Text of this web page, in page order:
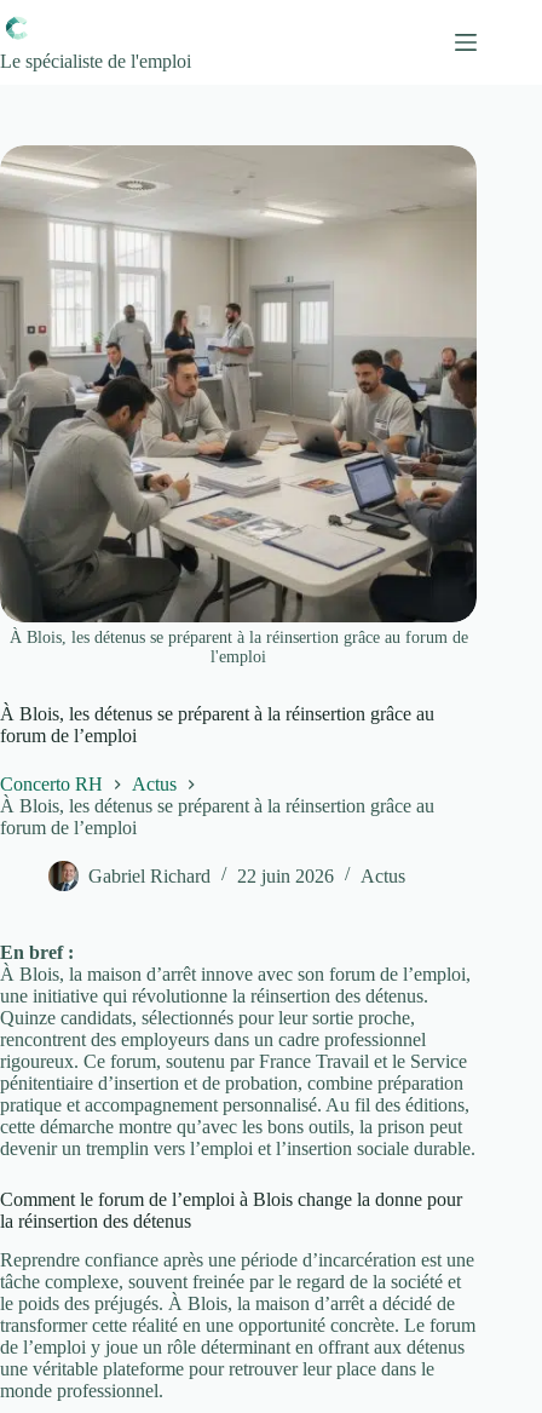
au
contenu
Le spécialiste de l'emploi
À Blois, les détenus se préparent à la réinsertion grâce au forum de
l'emploi
À Blois, les détenus se préparent à la réinsertion grâce au
forum de l’emploi
Concerto RH
Actus
À Blois, les détenus se préparent à la réinsertion grâce au
forum de l’emploi
Gabriel Richard 22 juin 2026 Actus
En bref :
À Blois, la maison d’arrêt innove avec son forum de l’emploi,
une initiative qui révolutionne la réinsertion des détenus.
Quinze candidats, sélectionnés pour leur sortie proche,
rencontrent des employeurs dans un cadre professionnel
rigoureux. Ce forum, soutenu par France Travail et le Service
pénitentiaire d’insertion et de probation, combine préparation
pratique et accompagnement personnalisé. Au fil des éditions,
cette démarche montre qu’avec les bons outils, la prison peut
devenir un tremplin vers l’emploi et l’insertion sociale durable.
Comment le forum de l’emploi à Blois change la donne pour
la réinsertion des détenus
Reprendre confiance après une période d’incarcération est une
tâche complexe, souvent freinée par le regard de la société et
le poids des préjugés. À Blois, la maison d’arrêt a décidé de
transformer cette réalité en une opportunité concrète. Le forum
de l’emploi y joue un rôle déterminant en offrant aux détenus
une véritable plateforme pour retrouver leur place dans le
monde professionnel.